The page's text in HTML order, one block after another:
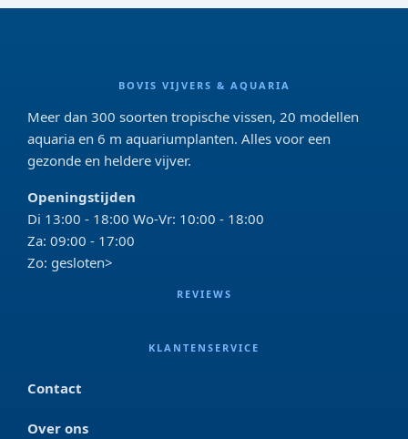
BOVIS VIJVERS & AQUARIA
Meer dan 300 soorten tropische vissen, 20 modellen
aquaria en 6 m aquariumplanten. Alles voor een
gezonde en heldere vijver.
Openingstijden
Di 13:00 - 18:00 Wo-Vr: 10:00 - 18:00
Za: 09:00 - 17:00
Zo: gesloten>
REVIEWS
KLANTENSERVICE
Contact
Over ons